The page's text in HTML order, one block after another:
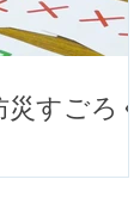
すごろく